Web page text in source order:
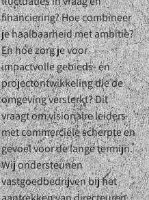
financiering? Hoe combineer
je haalbaarheid met ambitie?
En hoe zorg je voor
impactvolle gebieds- en
projectontwikkeling die de
omgeving versterkt? Dit
vraagt om visionaire leiders
met commerciële scherpte en
gevoel voor de lange termijn.
Wij ondersteunen
vastgoedbedrijven bij het